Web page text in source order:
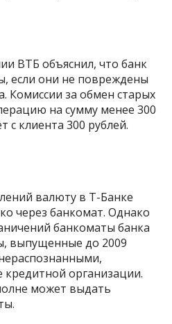
ВТБ объяснил, что банк
если они не повреждены
Комиссии за обмен старых
на сумму менее 300
с клиента 300 рублей.
валюту в Т-Банке
через банкомат. Однако
банкоматы банка
выпущенные до 2009
организации.
может выдать